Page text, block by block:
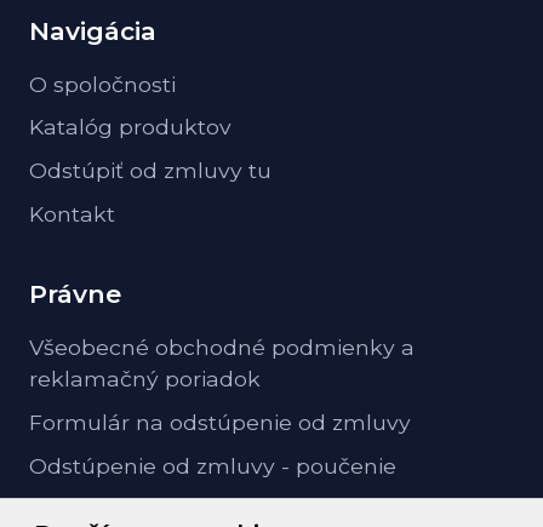
Navigácia
O spoločnosti
Katalóg produktov
Odstúpiť od zmluvy tu
Kontakt
Právne
Všeobecné obchodné podmienky a
reklamačný poriadok
Formulár na odstúpenie od zmluvy
Odstúpenie od zmluvy - poučenie